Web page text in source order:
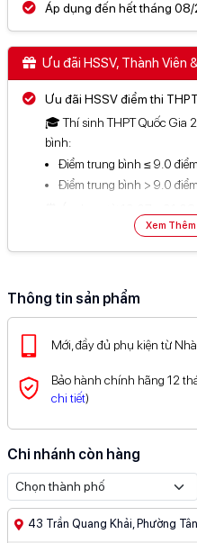
Áp dụng đến hết tháng
Ưu đãi HSSV, Thành Viên
Ưu đãi HSSV điểm thi THPT
🎓 Thí sinh THPT Quốc Gia
bình:
Điểm trung bình ≤ 9.0
Điểm trung bình > 9.0
Điều kiện áp dụng xem chi tiết
Giảm100Kvoucher sinh
Giảm5%tối đa500K khi
Giảm 50% tối đa50Kvà
ngoài thanh toán VNPAY
Giảm5%tối đa200Kkhi
Xem đầy đủ ưu đãi thanh toán tại
Xem
Thông tin sản phẩm
Mới, đầy đủ phụ kiện từ
Bảo hành chính hãng 12
chi tiết)
Chi nhánh còn hàng
43 Trần Quang Khải, Phường